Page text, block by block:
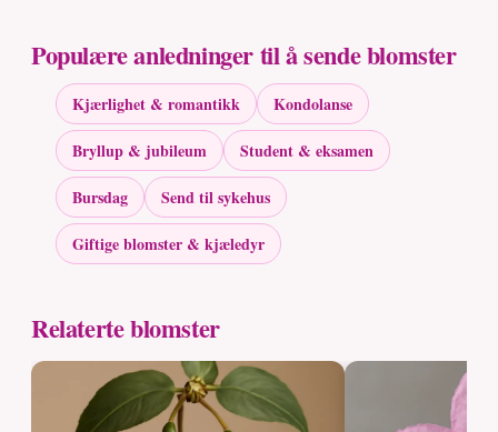
Populære anledninger til å sende blomster
Kjærlighet & romantikk
Kondolanse
Bryllup & jubileum
Student & eksamen
Bursdag
Send til sykehus
Giftige blomster & kjæledyr
Relaterte blomster